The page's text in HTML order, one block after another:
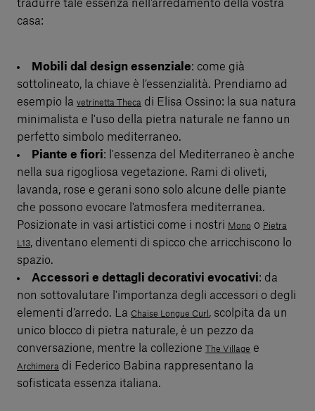
tradurre tale essenza nell'arredamento della vostra
casa:
Mobili dal design essenziale: come già
sottolineato, la chiave è l’essenzialità. Prendiamo ad
esempio la vetrinetta Theca di Elisa Ossino: la sua natura
minimalista e l'uso della pietra naturale ne fanno un
perfetto simbolo mediterraneo.
Piante e fiori: l'essenza del Mediterraneo è anche
nella sua rigogliosa vegetazione. Rami di oliveti,
lavanda, rose e gerani sono solo alcune delle piante
che possono evocare l'atmosfera mediterranea.
Posizionate in vasi artistici come i nostri Mono o Pietra
L13, diventano elementi di spicco che arricchiscono lo
spazio.
Accessori e dettagli decorativi evocativi: da
non sottovalutare l'importanza degli accessori o degli
elementi d’arredo. La Chaise Longue Curl , scolpita da un
unico blocco di pietra naturale, è un pezzo da
conversazione, mentre la collezione
The Village e
Archimera di Federico Babina rappresentano la
sofisticata essenza italiana.